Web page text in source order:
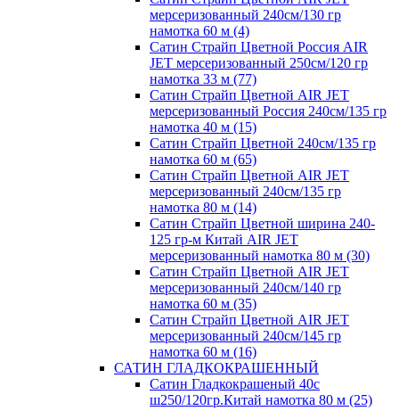
мерсеризованный 240см/130 гр
намотка 60 м (4)
Сатин Страйп Цветной Россия AIR
JET мерсеризованный 250см/120 гр
намотка 33 м (77)
Сатин Страйп Цветной AIR JET
мерсеризованный Россия 240см/135 гр
намотка 40 м (15)
Сатин Страйп Цветной 240см/135 гр
намотка 60 м (65)
Сатин Страйп Цветной AIR JET
мерсеризованный 240см/135 гр
намотка 80 м (14)
Сатин Страйп Цветной ширина 240-
125 гр-м Китай AIR JET
мерсеризованный намотка 80 м (30)
Сатин Страйп Цветной AIR JET
мерсеризованный 240см/140 гр
намотка 60 м (35)
Сатин Страйп Цветной AIR JET
мерсеризованный 240см/145 гр
намотка 60 м (16)
САТИН ГЛАДКОКРАШЕННЫЙ
Сатин Гладкокрашеный 40с
ш250/120гр.Китай намотка 80 м (25)